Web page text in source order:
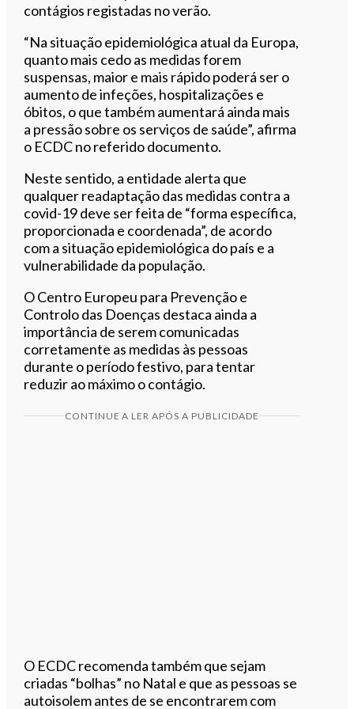
contágios registadas no verão.
“Na situação epidemiológica atual da Europa,
quanto mais cedo as medidas forem
suspensas, maior e mais rápido poderá ser o
aumento de infeções, hospitalizações e
óbitos, o que também aumentará ainda mais
a pressão sobre os serviços de saúde”, afirma
o ECDC no referido documento.
Neste sentido, a entidade alerta que
qualquer readaptação das medidas contra a
covid-19 deve ser feita de “forma específica,
proporcionada e coordenada”, de acordo
com a situação epidemiológica do país e a
vulnerabilidade da população.
O Centro Europeu para Prevenção e
Controlo das Doenças destaca ainda a
importância de serem comunicadas
corretamente as medidas às pessoas
durante o período festivo, para tentar
reduzir ao máximo o contágio.
CONTINUE A LER APÓS A PUBLICIDADE
O ECDC recomenda também que sejam
criadas “bolhas” no Natal e que as pessoas se
autoisolem antes de se encontrarem com